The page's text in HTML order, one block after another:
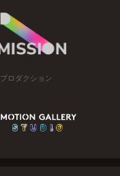
プロダクション